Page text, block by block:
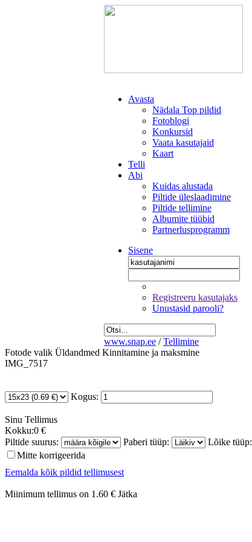
Avasta
Nädala Top pildid
Fotoblogi
Konkursid
Vaata kasutajaid
Kaart
Telli
Abi
Kuidas alustada
Piltide üleslaadimine
Piltide tellimine
Albumite tüübid
Partnerlusprogramm
Sisene
Registreeru kasutajaks
Unustasid parooli?
www.snap.ee / Tellimine
Fotode valik Üldandmed Kinnitamine ja maksmine
IMG_7517
Kogus:
Sinu Tellimus
Kokku:0 €
Piltide suurus:
Paberi tüüp: Lõike tüüp:
Mitte korrigeerida
Eemalda kõik pildid tellimusest
Miinimum tellimus on 1.60 € Jätka